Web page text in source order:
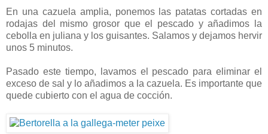
En una cazuela amplia, ponemos las patatas cortadas en
rodajas del mismo grosor que el pescado y añadimos la
cebolla en juliana y los guisantes. Salamos y dejamos hervir
unos 5 minutos.
Pasado este tiempo, lavamos el pescado para eliminar el
exceso de sal y lo añadimos a la cazuela. Es importante que
quede cubierto con el agua de cocción.